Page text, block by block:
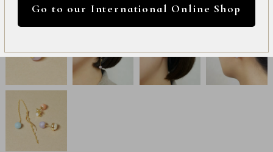
Shop
Item
ALL
Necklace
Pierced
Go to our International Online Shop